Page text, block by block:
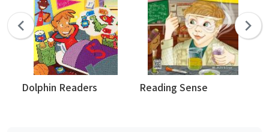
Dolphin Readers Reading Sense